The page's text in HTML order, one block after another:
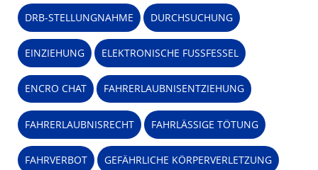
DRB-STELLUNGNAHME DURCHSUCHUNG
EINZIEHUNG ELEKTRONISCHE FUSSFESSEL
ENCRO CHAT FAHRERLAUBNISENTZIEHUNG
FAHRERLAUBNISRECHT FAHRLÄSSIGE TÖTUNG
FAHRVERBOT GEFÄHRLICHE KÖRPERVERLETZUNG